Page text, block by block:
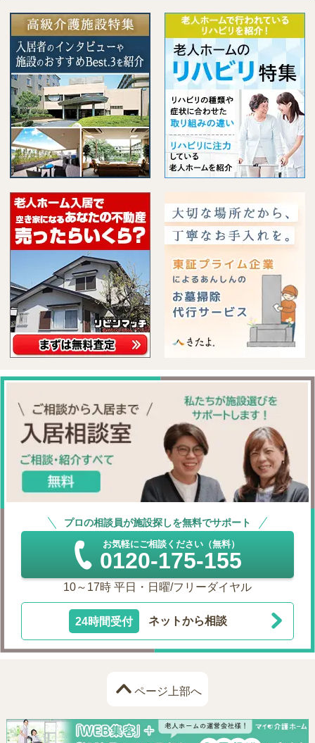
プロの相談員が施設探しを無料でサポート
お気軽にご相談ください（無料）
0120-175-155
10～17時 平日・日曜/フリーダイヤル
24時間受付 ネットから相談
ページ上部へ